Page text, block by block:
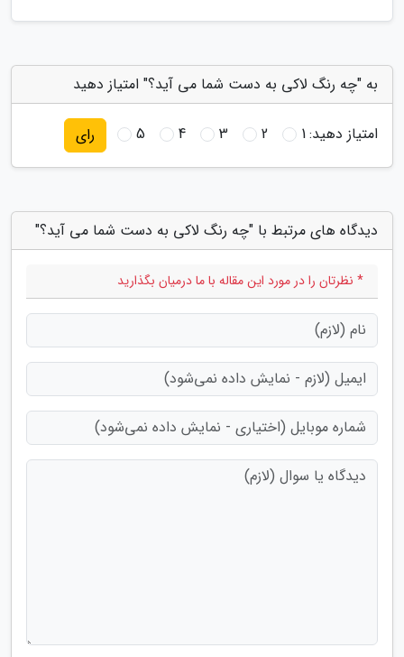
به "چه رنگ لاکی به دست شما می آید؟" امتیاز دهید
امتیاز دهید:1
2
3
4
5 رای
دیدگاه های مرتبط با "چه رنگ لاکی به دست شما می آید؟"
* نظرتان را در مورد این مقاله با ما درمیان بگذارید